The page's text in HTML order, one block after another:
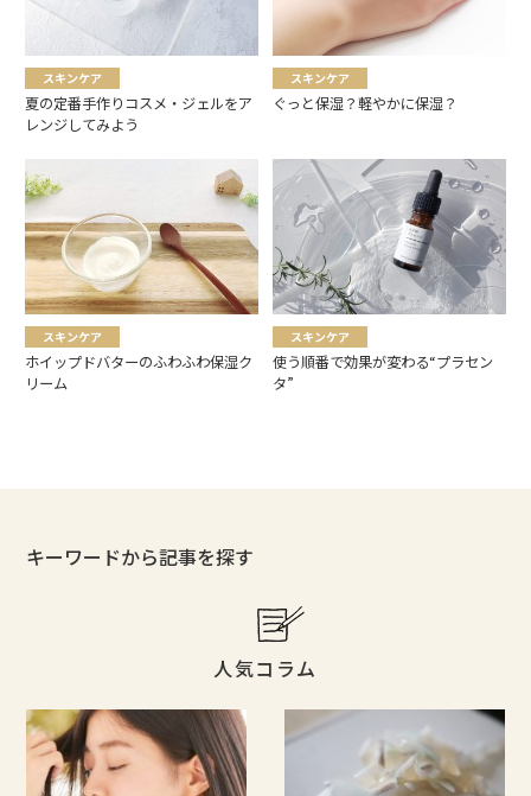
スキンケア
夏の定番手作りコスメ・ジェルをア
レンジしてみよう
スキンケア
ぐっと保湿？軽やかに保湿？
スキンケア
ホイップドバターのふわふわ保湿ク
リーム
スキンケア
使う順番で効果が変わる“プラセン
タ”
キーワードから記事を探す
人気コラム